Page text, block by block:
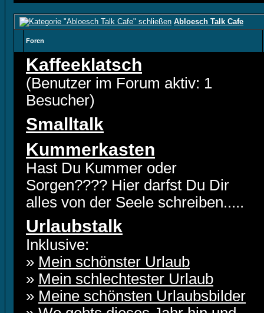
Abloesch Talk Cafe
Foren
Kaffeeklatsch
(Benutzer im Forum aktiv: 1
Besucher)
Smalltalk
Kummerkasten
Hast Du Kummer oder
Sorgen???? Hier darfst Du Dir
alles von der Seele schreiben.....
Urlaubstalk
Inklusive:
» Mein schönster Urlaub
» Mein schlechtester Urlaub
» Meine schönsten Urlaubsbilder